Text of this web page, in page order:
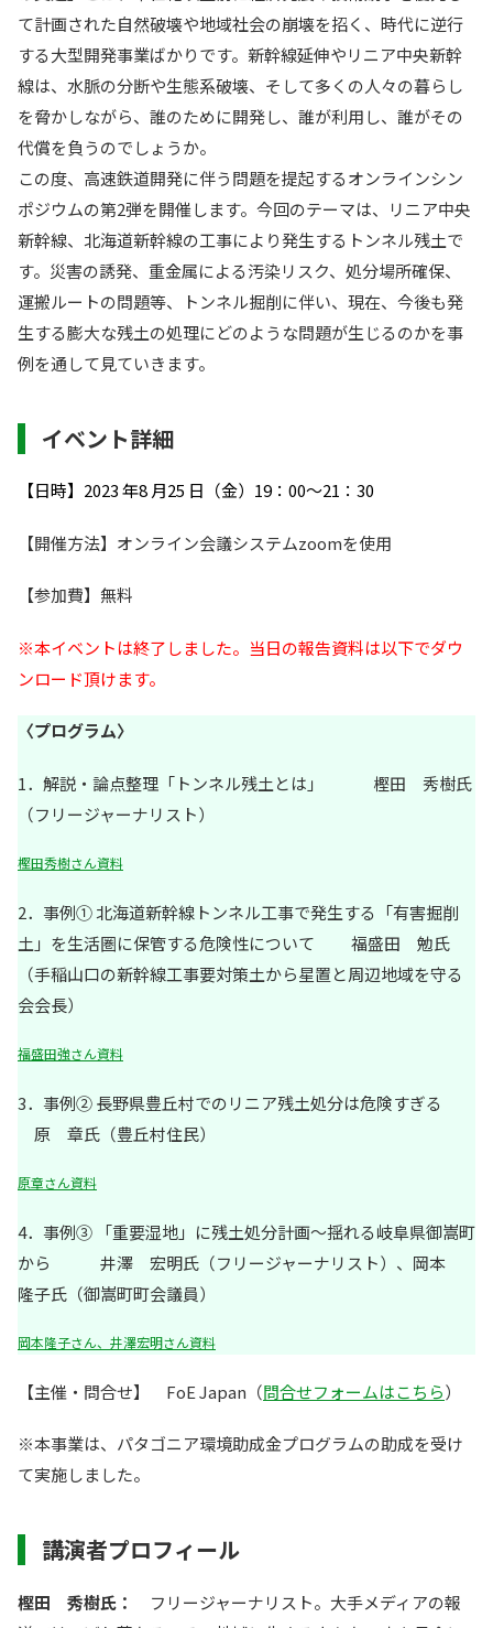
て計画された自然破壊や地域社会の崩壊を招く、時代に逆行
する大型開発事業ばかりです。新幹線延伸やリニア中央新幹
線は、水脈の分断や生態系破壊、そして多くの人々の暮らし
を脅かしながら、誰のために開発し、誰が利用し、誰がその
代償を負うのでしょうか。
この度、高速鉄道開発に伴う問題を提起するオンラインシン
ポジウムの第2弾を開催します。今回のテーマは、リニア中央
新幹線、北海道新幹線の工事により発生するトンネル残土で
す。災害の誘発、重金属による汚染リスク、処分場所確保、
運搬ルートの問題等、トンネル掘削に伴い、現在、今後も発
生する膨大な残土の処理にどのような問題が生じるのかを事
例を通して見ていきます。
イベント詳細
【日時】2023 年8 月25 日（金）19：00～21：30
【開催方法】オンライン会議システムzoomを使用
【参加費】無料
※本イベントは終了しました。当日の報告資料は以下でダウ
ンロード頂けます。
〈プログラム〉
1．解説・論点整理「トンネル残土とは」 樫田 秀樹氏
（フリージャーナリスト）
樫田秀樹さん資料
2．事例① 北海道新幹線トンネル工事で発生する「有害掘削
土」を生活圏に保管する危険性について 福盛田 勉氏
（手稲山口の新幹線工事要対策土から星置と周辺地域を守る
会会長）
福盛田強さん資料
3．事例② 長野県豊丘村でのリニア残土処分は危険すぎる
原 章氏（豊丘村住民）
原章さん資料
4．事例③ 「重要湿地」に残土処分計画～揺れる岐阜県御嵩町
から 井澤 宏明氏（フリージャーナリスト）、岡本
隆子氏（御嵩町町会議員）
岡本隆子さん、井澤宏明さん資料
【主催・問合せ】 FoE Japan（問合せフォームはこちら）
※本事業は、パタゴニア環境助成金プログラムの助成を受け
て実施しました。
講演者プロフィール
樫田 秀樹氏：
フリージャーナリスト。大手メディアの報